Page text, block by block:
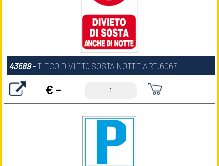
43589- T.ECO DIVIETO SOSTA NOTTE ART.6067
€ -